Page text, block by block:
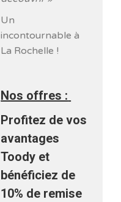
Un
incontournable à
La Rochelle !
Nos offres :
Profitez de vos
avantages
Toody et
bénéficiez de
10% de remise